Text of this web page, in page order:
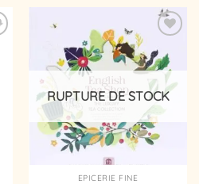
Ajouter
à la
liste
d’envies
RUPTURE DE STOCK
EPICERIE FINE